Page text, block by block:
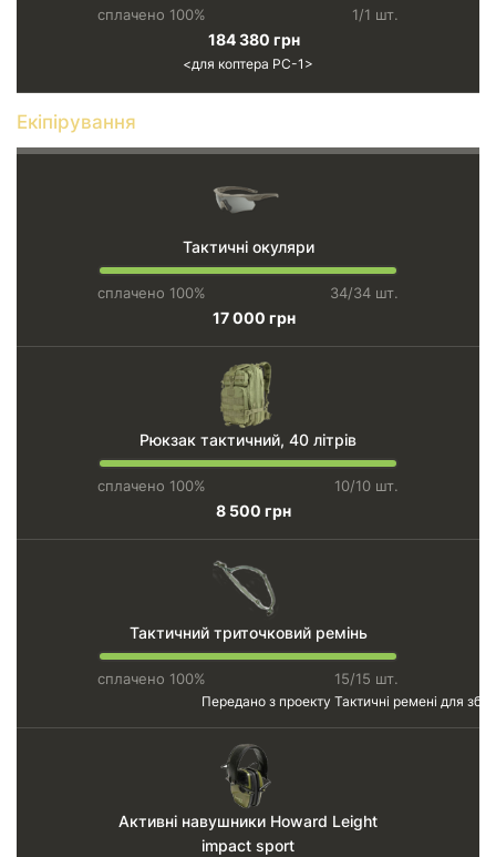
сплачено 100% 1/1 шт.
184 380 грн
для коптера PC-1
Екіпірування
Тактичні окуляри
сплачено 100% 34/34 шт.
17 000 грн
Рюкзак тактичний, 40 літрів
сплачено 100% 10/10 шт.
8 500 грн
Тактичний триточковий ремінь
сплачено 100%
15/15 шт.
Передано з проекту Тактичні ремені для
Активні навушники Howard Leight
impact sport